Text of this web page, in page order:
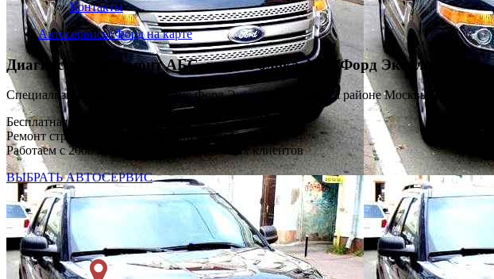
Контакты
Автосервисы Форд на карте
Диагностика и ремонт АБС, замена блока АБС Форд Эксплорер
Специализированный автосервис Форд Эксплорер в каждом районе Москвы
Бесплатная диагностика Форд
Ремонт строго по регламенту Ford Motor Company
Работаем с 2008 г. Более 54 тыс. постоянных клиентов
ВЫБРАТЬ АВТОСЕРВИС